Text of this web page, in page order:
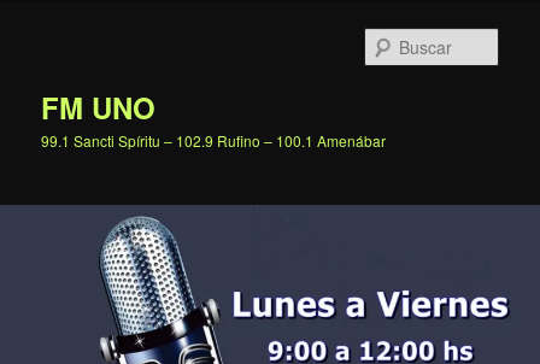
FM UNO
99.1 Sancti Spíritu – 102.9 Rufino – 100.1 Amenábar